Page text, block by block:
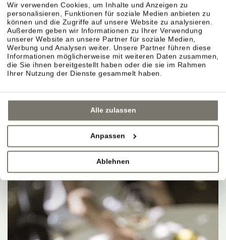
Wir verwenden Cookies, um Inhalte und Anzeigen zu
personalisieren, Funktionen für soziale Medien anbieten zu
können und die Zugriffe auf unsere Website zu analysieren.
Außerdem geben wir Informationen zu Ihrer Verwendung
unserer Website an unsere Partner für soziale Medien,
Werbung und Analysen weiter. Unsere Partner führen diese
Informationen möglicherweise mit weiteren Daten zusammen,
die Sie ihnen bereitgestellt haben oder die sie im Rahmen
Ihrer Nutzung der Dienste gesammelt haben.
Alle zulassen
Anpassen
Ablehnen